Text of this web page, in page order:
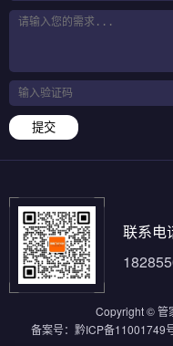
提交
联系电
Copyright © 管
备案号： 黔ICP备11001749